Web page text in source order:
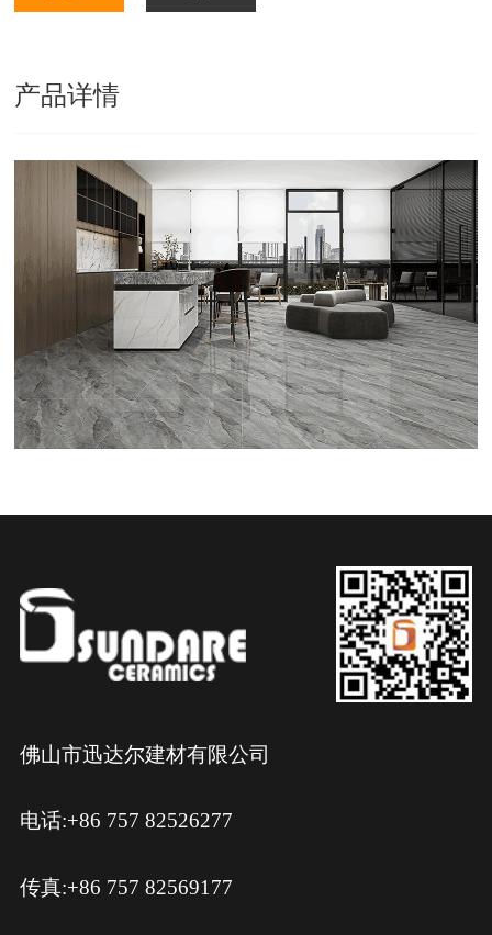
产品详情
佛山市迅达尔建材有限公司
电话:+86 757 82526277
传真:+86 757 82569177